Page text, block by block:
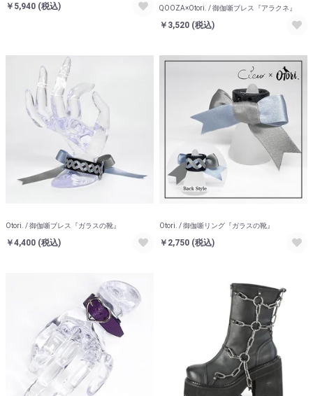
￥5,940 (税込) QOOZA×Otori. / 御伽噺ブレス『アラクネ』
￥3,520 (税込)
Otori. / 御伽噺ブレス『ガラスの靴』
￥4,400 (税込)
Otori. / 御伽噺リング『ガラスの靴』
￥2,750 (税込)